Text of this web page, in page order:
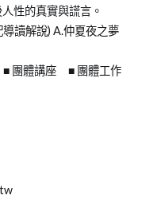
的真實與謊言。
讀解說) A.仲夏夜之夢
團體講座 ■ 團體工作